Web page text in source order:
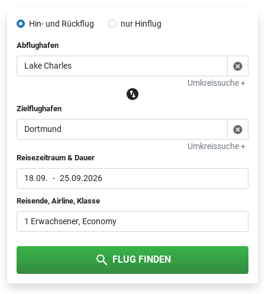
Hin- und Rückflug nur Hinflug
Abflughafen
Umkreissuche +
Zielflughafen
Umkreissuche +
Reisezeitraum & Dauer
18.09. - 25.09.2026
Reisende, Airline, Klasse
1 Erwachsener, Economy
FLUG FINDEN